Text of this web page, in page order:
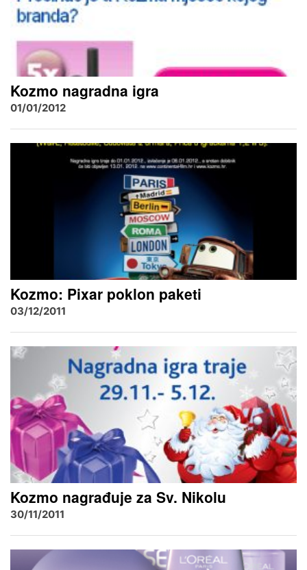
Kozmo nagradna igra
01/01/2012
Kozmo: Pixar poklon paketi
03/12/2011
Kozmo nagrađuje za Sv. Nikolu
30/11/2011